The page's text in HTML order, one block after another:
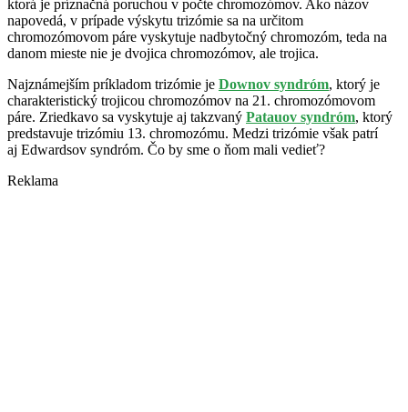
ktorá je príznačná poruchou v počte chromozómov. Ako názov
napovedá, v prípade výskytu trizómie sa na určitom
chromozómovom páre vyskytuje nadbytočný chromozóm, teda na
danom mieste nie je dvojica chromozómov, ale trojica.
Najznámejším príkladom trizómie je Downov syndróm, ktorý je
charakteristický trojicou chromozómov na 21. chromozómovom
páre. Zriedkavo sa vyskytuje aj takzvaný Patauov syndróm, ktorý
predstavuje trizómiu 13. chromozómu. Medzi trizómie však patrí
aj Edwardsov syndróm. Čo by sme o ňom mali vedieť?
Reklama